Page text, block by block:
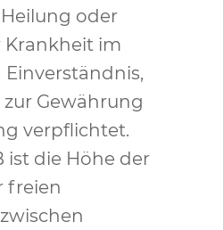
oder
im
Gewährung
verpflichtet.
ist die Höhe der
freien